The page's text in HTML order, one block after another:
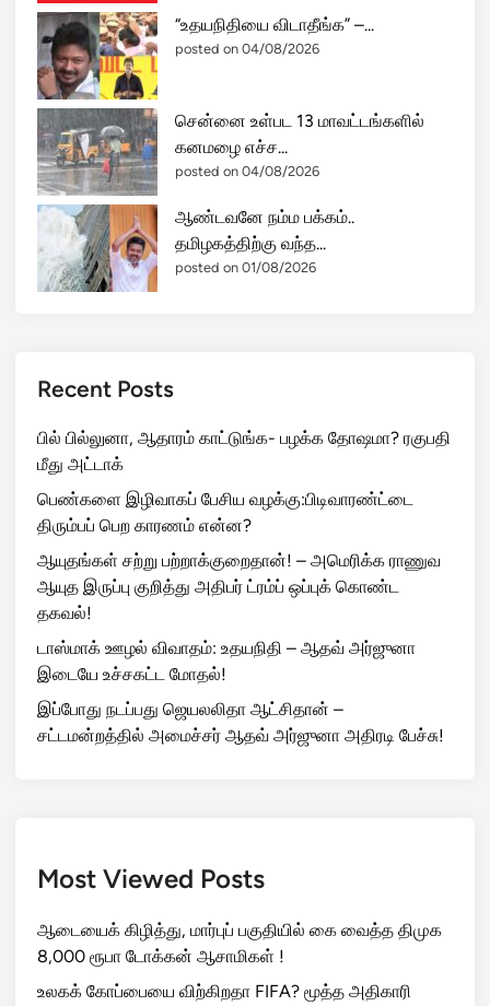
“உதயநிதியை விடாதீங்க” –...
posted on 04/08/2026
சென்னை உள்பட 13 மாவட்டங்களில்
கனமழை எச்ச...
posted on 04/08/2026
ஆண்டவனே நம்ம பக்கம்..
தமிழகத்திற்கு வந்த...
posted on 01/08/2026
Recent Posts
பில் பில்லுனா, ஆதாரம் காட்டுங்க- பழக்க தோஷமா? ரகுபதி
மீது அட்டாக்
பெண்களை இழிவாகப் பேசிய வழக்கு:பிடிவாரண்ட்டை
திரும்பப் பெற காரணம் என்ன?
ஆயுதங்கள் சற்று பற்றாக்குறைதான்! – அமெரிக்க ராணுவ
ஆயுத இருப்பு குறித்து அதிபர் ட்ரம்ப் ஒப்புக் கொண்ட
தகவல்!
டாஸ்மாக் ஊழல் விவாதம்: உதயநிதி – ஆதவ் அர்ஜுனா
இடையே உச்சகட்ட மோதல்!
இப்போது நடப்பது ஜெயலலிதா ஆட்சிதான் –
சட்டமன்றத்தில் அமைச்சர் ஆதவ் அர்ஜுனா அதிரடி பேச்சு!
Most Viewed Posts
ஆடையைக் கிழித்து, மார்புப் பகுதியில் கை வைத்த திமுக
8,000 ரூபா டோக்கன் ஆசாமிகள் !
உலகக் கோப்பையை விற்கிறதா FIFA? மூத்த அதிகாரி